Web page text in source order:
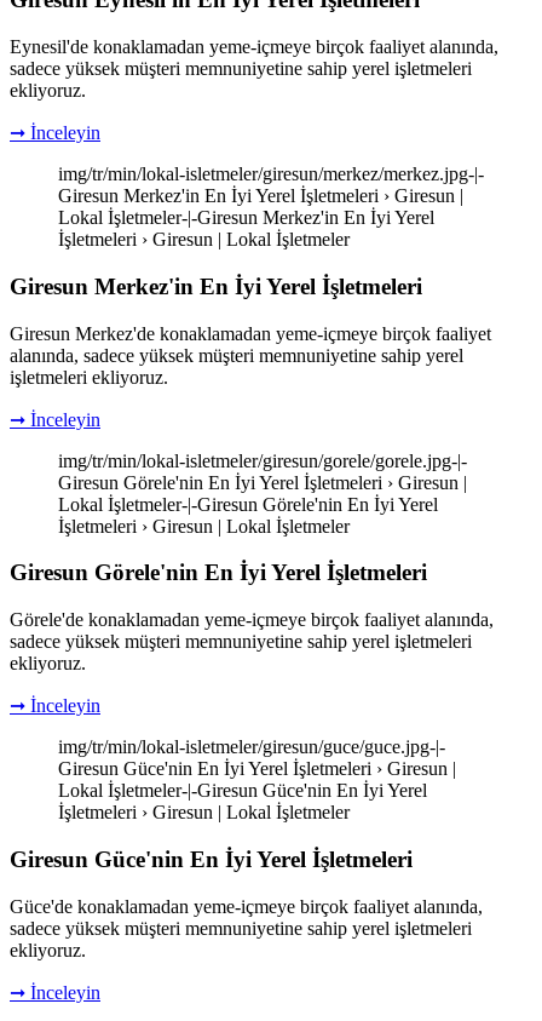
Eynesil'de konaklamadan yeme-içmeye birçok faaliyet alanında,
sadece yüksek müşteri memnuniyetine sahip yerel işletmeleri
ekliyoruz.
➞ İnceleyin
img/tr/min/lokal-isletmeler/giresun/merkez/merkez.jpg-|-
Giresun Merkez'in En İyi Yerel İşletmeleri › Giresun |
Lokal İşletmeler-|-Giresun Merkez'in En İyi Yerel
İşletmeleri › Giresun | Lokal İşletmeler
Giresun Merkez'in En İyi Yerel İşletmeleri
Giresun Merkez'de konaklamadan yeme-içmeye birçok faaliyet
alanında, sadece yüksek müşteri memnuniyetine sahip yerel
işletmeleri ekliyoruz.
➞ İnceleyin
img/tr/min/lokal-isletmeler/giresun/gorele/gorele.jpg-|-
Giresun Görele'nin En İyi Yerel İşletmeleri › Giresun |
Lokal İşletmeler-|-Giresun Görele'nin En İyi Yerel
İşletmeleri › Giresun | Lokal İşletmeler
Giresun Görele'nin En İyi Yerel İşletmeleri
Görele'de konaklamadan yeme-içmeye birçok faaliyet alanında,
sadece yüksek müşteri memnuniyetine sahip yerel işletmeleri
ekliyoruz.
➞ İnceleyin
img/tr/min/lokal-isletmeler/giresun/guce/guce.jpg-|-
Giresun Güce'nin En İyi Yerel İşletmeleri › Giresun |
Lokal İşletmeler-|-Giresun Güce'nin En İyi Yerel
İşletmeleri › Giresun | Lokal İşletmeler
Giresun Güce'nin En İyi Yerel İşletmeleri
Güce'de konaklamadan yeme-içmeye birçok faaliyet alanında,
sadece yüksek müşteri memnuniyetine sahip yerel işletmeleri
ekliyoruz.
➞ İnceleyin